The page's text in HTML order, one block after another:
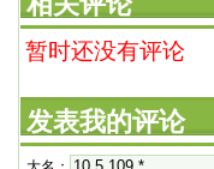
暂时还没有评论
发表我的评论